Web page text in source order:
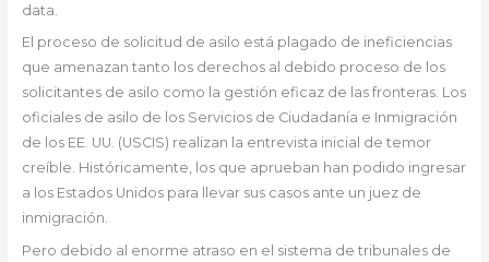
data.
El proceso de solicitud de asilo está plagado de ineficiencias
que amenazan tanto los derechos al debido proceso de los
solicitantes de asilo como la gestión eficaz de las fronteras. Los
oficiales de asilo de los Servicios de Ciudadanía e Inmigración
de los EE. UU. (USCIS) realizan la entrevista inicial de temor
creíble. Históricamente, los que aprueban han podido ingresar
a los Estados Unidos para llevar sus casos ante un juez de
inmigración.
Pero debido al enorme atraso en el sistema de tribunales de